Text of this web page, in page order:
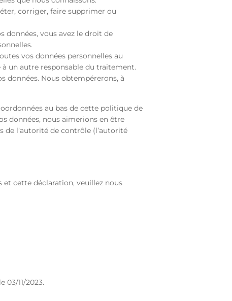
corriger, faire supprimer ou
données, vous avez le droit de
vos données personnelles au
un autre responsable du traitement.
données. Nous obtempérerons, à
au bas de cette politique de
données, nous aimerions en être
de l’autorité de contrôle (l’autorité
cette déclaration, veuillez nous
le 03/11/2023.